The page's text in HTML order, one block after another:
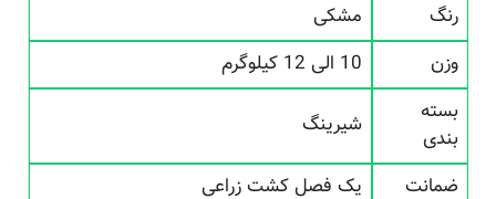
رنگ
مشکی
بسته
بندی
شیرینگ
ضمانت یک فصل کشت زراعی